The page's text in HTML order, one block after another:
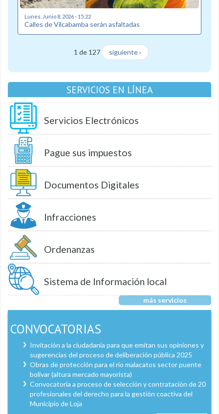
Lunes, Junio 8, 2026 - 15:22
Calles de Vilcabamba serán asfaltadas
1 de 127 siguiente ›
SERVICIOS EN LÍNEA
Servicios Electrónicos
Pague sus impuestos
Documentos Digitales
Infracciones
Ordenanzas
Sistema de Información local
más servicios
CONVOCATORIAS
Invitación a la ciudadanía para que emitan sus opiniones y
sugerencias del proceso de deliberación pública 2025
Obras de protección para el río malacatos sector puente
bolívar (altura mercado mayorista)
Convocatoria a proceso de selección y contratación de 20
profesionales del derecho para la gestión coactiva del
Municipio de Loja